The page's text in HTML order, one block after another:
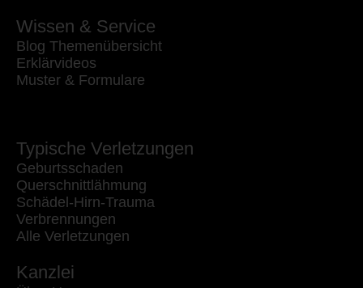
Wissen & Service
Blog Themenübersicht
Erklärvideos
Muster & Formulare
Typische Verletzungen
Geburtsschaden
Querschnittlähmung
Schädel-Hirn-Trauma
Verbrennungen
Alle Verletzungen
Kanzlei